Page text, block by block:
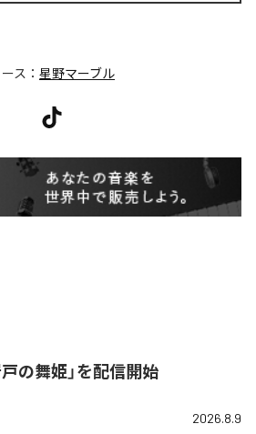
ス： 星野マーブル
の舞姫」を配信開始
2026.8.9